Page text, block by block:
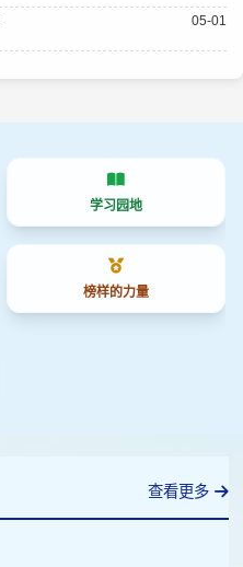
05-01
学习园地
榜样的力量
查看更多